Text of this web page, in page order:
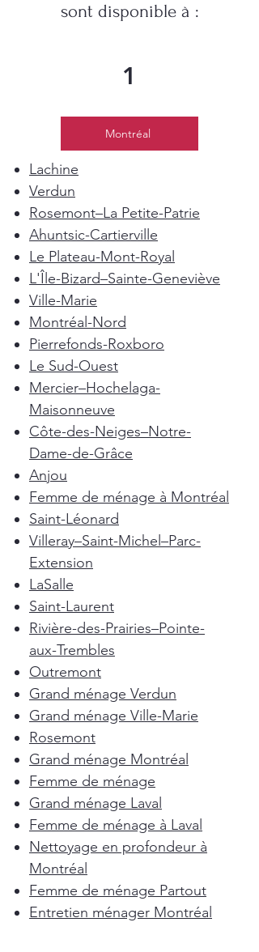
sont disponible à :
1
Montréal
Lachine
Verdun
Rosemont–La Petite-Patrie
Ahuntsic-Cartierville
Le Plateau-Mont-Royal
L'Île-Bizard–Sainte-Geneviève
Ville-Marie
Montréal-Nord
Pierrefonds-Roxboro
Le Sud-Ouest
Mercier–Hochelaga-
Maisonneuve
Côte-des-Neiges–Notre-
Dame-de-Grâce
Anjou
Femme de ménage à Montréal
Saint-Léonard
Villeray–Saint-Michel–Parc-
Extension
LaSalle
Saint-Laurent
Rivière-des-Prairies–Pointe-
aux-Trembles
Outremont
Grand ménage Verdun
Grand ménage Ville-Marie
Rosemont
Grand ménage Montréal
Femme de ménage
Grand ménage Laval
Femme de ménage à Laval
Nettoyage en profondeur à
Montréal
Femme de ménage Partout
Entretien ménager Montréal